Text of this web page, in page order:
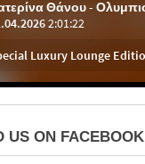
US ON FACEBOOK